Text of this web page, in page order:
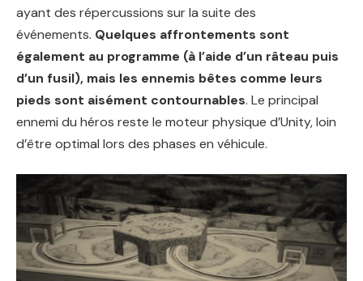
ayant des répercussions sur la suite des
événements. Quelques affrontements sont
également au programme (à l’aide d’un râteau puis
d’un fusil), mais les ennemis bêtes comme leurs
pieds sont aisément contournables. Le principal
ennemi du héros reste le moteur physique d’Unity, loin
d’être optimal lors des phases en véhicule.